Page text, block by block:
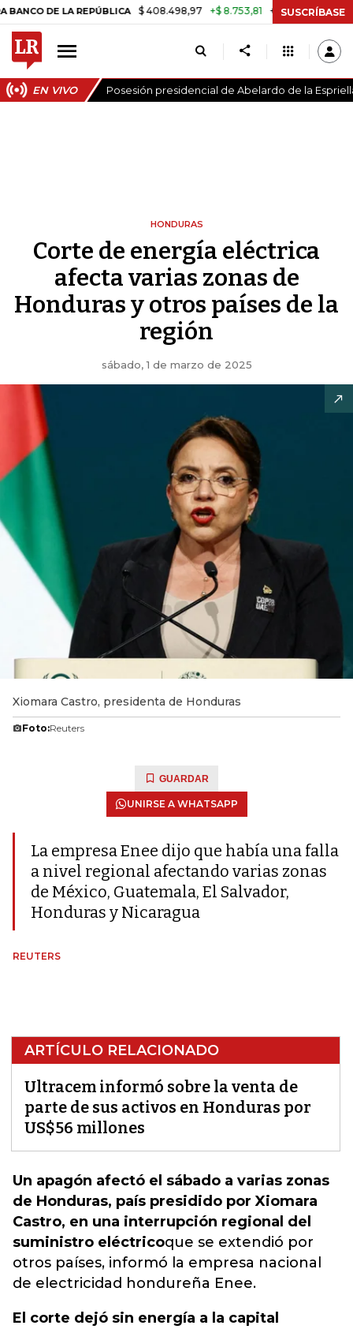
DE LA REPÚBLICA $ 408.498,97 +$ 8.753,81 +2,19% TASA DE
SUSCRÍBASE
EN VIVO Posesión presidencial de Abelardo de la
HONDURAS
Corte de energía eléctrica
afecta varias zonas de
Honduras y otros países de la
región
sábado, 1 de marzo de 2025
Xiomara Castro, presidenta de Honduras
Foto:Reuters
GUARDAR
UNIRSE A WHATSAPP
La empresa Enee dijo que había una falla
a nivel regional afectando varias zonas
de México, Guatemala, El Salvador,
Honduras y Nicaragua
REUTERS
ARTÍCULO RELACIONADO
Ultracem informó sobre la venta de
parte de sus activos en Honduras por
US$56 millones
Un apagón afectó el sábado a varias zonas
de Honduras, país presidido por Xiomara
Castro, en una interrupción regional del
suministro eléctricoque se extendió por
otros países, informó la empresa nacional
de electricidad hondureña Enee.
El corte dejó sin energía a la capital